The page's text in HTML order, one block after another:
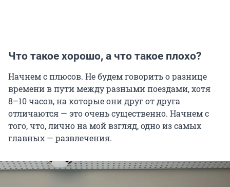
Что такое хорошо, а что такое плохо?
Начнем с плюсов. Не будем говорить о разнице
времени в пути между разными поездами, хотя
8–10 часов, на которые они друг от друга
отличаются — это очень существенно. Начнем с
того, что, лично на мой взгляд, одно из самых
главных — развлечения.